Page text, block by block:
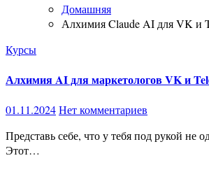
Домашняя
Алхимия Claude AI для VK и
Курсы
Алхимия AI для маркетологов VK и
01.11.2024Нет комментариев
Представь себе, что у тебя под рукой не один, а сразу два виртуальных помощника-мага: один специализируется на ВКонтакте, другой — мастер Телеграма. И имя этому дуэту — Claude AI.
Этот…